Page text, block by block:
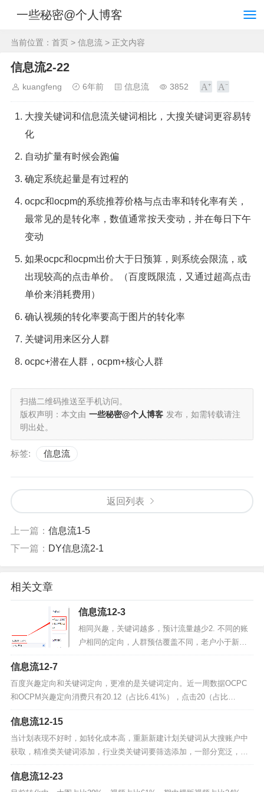
一些秘密@个人博客
当前位置： 首页 > 信息流 > 正文内容
信息流2-22
kuangfeng 6年前 信息流 3852
大搜关键词和信息流关键词相比，大搜关键词更容易转
化
自动扩量有时候会跑偏
确定系统起量是有过程的
ocpc和ocpm的系统推荐价格与点击率和转化率有关，
最常见的是转化率，数值通常按天变动，并在每日下午
变动
如果ocpc和ocpm出价大于日预算，则系统会限流，或
出现较高的点击单价。（百度既限流，又通过超高点击
单价来消耗费用）
确认视频的转化率要高于图片的转化率
关键词用来区分人群
ocpc+潜在人群，ocpm+核心人群
扫描二维码推送至手机访问。
版权声明：本文由 一些秘密@个人博客 发布，如需转载请注
明出处。
标签: 信息流
返回列表
上一篇： 信息流1-5
下一篇： DY信息流2-1
相关文章
信息流12-3
相同兴趣，关键词越多，预计流量越少2. 不同的账
户相同的定向，人群预估覆盖不同，老户小于新户3.
不同账户相同定向，OCPC的目标转化出价不同，新
信息流12-7
百度兴趣定向和关键词定向，更准的是关键词定向。近一周数据OCPC
和OCPM兴趣定向消费只有20.12（占比6.41%），点击20（占比
8%），展现1336（6.28%）。男性：展现占比66.29%，点...
信息流12-15
当计划表现不好时，如转化成本高，重新新建计划关键词从大搜账户中
获取，精准类关键词添加，行业类关键词要筛选添加，一部分宽泛，一
部分准确，字数4-10字左右...
信息流12-23